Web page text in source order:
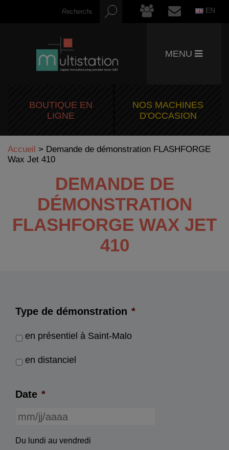
EN
MENU
BOUTIQUE EN
LIGNE
NOS MACHINES
D'OCCASION
Accueil > Demande de démonstration FLASHFORGE
Wax Jet 410
DEMANDE DE
DÉMONSTRATION
FLASHFORGE WAX JET
410
Type de démonstration *
en présentiel à Saint-Malo
en distanciel
Date *
slash
Du lundi au vendredi